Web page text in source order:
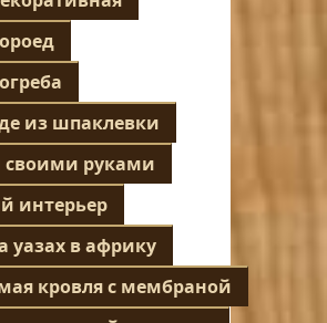
из шпаклевки
руками
интерьер
уазах в африку
кровля с мембраной